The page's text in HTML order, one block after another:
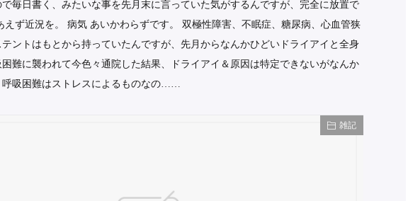
毎日書く、みたいな事を先月末に言っていた気がするんですが、完全に放置で
えず近況を。 病気 あいかわらずです。 双極性障害、不眠症、糖尿病、心血管狭
ントはもとから持っていたんですが、先月からなんかひどいドライアイと全身
難に襲われて今色々通院した結果、ドライアイ＆原因は特定できないがなんか
吸困難はストレスによるものなの……
雑記